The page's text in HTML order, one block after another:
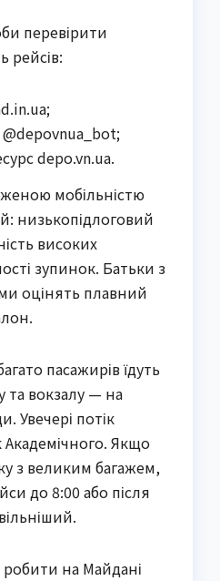
перевірити
рейсів:
depo.vn.ua.
мобільністю
низькопідлоговий
високих
зупинок. Батьки з
оцінять плавний
пасажирів їдуть
та вокзалу — на
Увечері потік
Академічного. Якщо
з великим багажем,
до 8:00 або після
на Майдані